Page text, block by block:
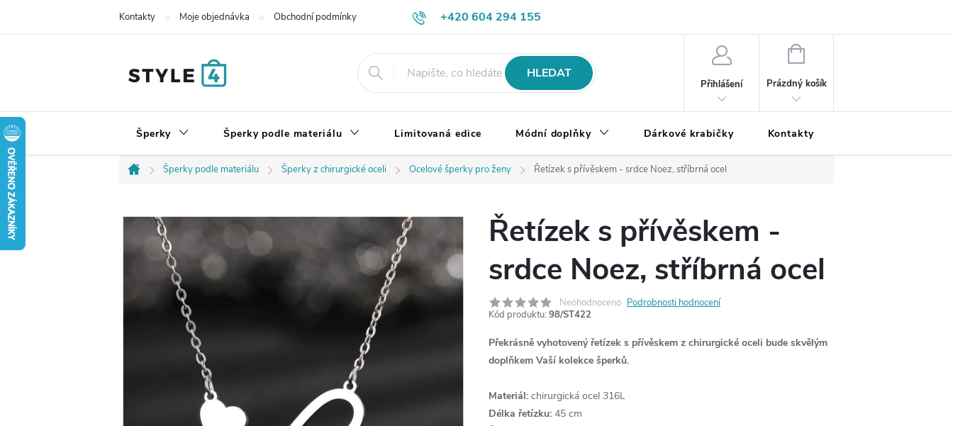
+420 604 294 155
Kontakty Moje objednávka Obchodní podmínky Výměna, vrácení a reklamace zboží
HLEDAT
Přihlášení
NÁKUPNÍ
Prázdný košík
Šperky Šperky podle materiálu Limitovaná edice Módní doplňky Dárkové krabičky Kontakty
Domů
Šperky podle materiálu Šperky z chirurgické oceli Ocelové šperky pro ženy Řetízek s přívěskem - srdce Noez, stříbrná ocel
Řetízek s přívěskem -
srdce Noez, stříbrná ocel
Neohodnoceno Podrobnosti hodnocení
Kód produktu: 98/ST422
Překrásně vyhotovený řetízek s přívěskem z chirurgické oceli bude skvělým
doplňkem Vaší kolekce šperků.
Materiál: chirurgická ocel 316L
Délka řetízku: 45 cm